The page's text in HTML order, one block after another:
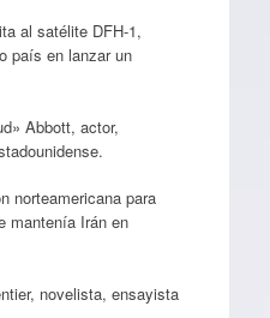
al satélite DFH-1,
país en lanzar un
Abbott, actor,
norteamericana para
mantenía Irán en
novelista, ensayista